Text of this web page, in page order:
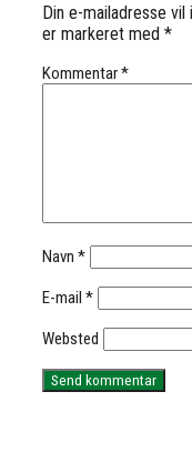
Din e-mailadresse
er markeret med *
Kommentar*
Navn *
E-mail *
Websted